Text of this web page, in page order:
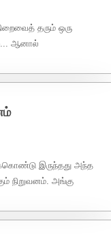
தரும் ஒரு
ஆனால்
இருந்தது அந்த
நிறுவனம். அங்கு